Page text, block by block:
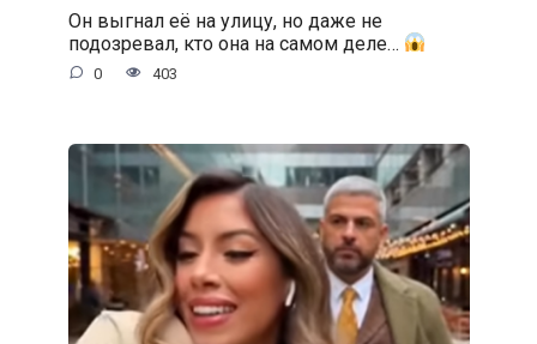
Он выгнал её на улицу, но даже не
подозревал, кто она на самом деле…
0 403